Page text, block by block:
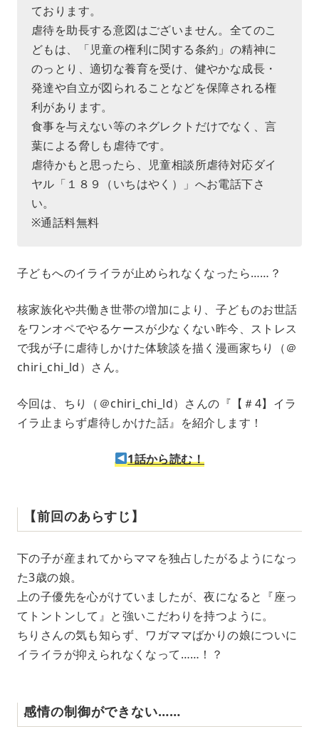
ております。
虐待を助長する意図はございません。全てのこ
どもは、「児童の権利に関する条約」の精神に
のっとり、適切な養育を受け、健やかな成長・
発達や自立が図られることなどを保障される権
利があります。
食事を与えない等のネグレクトだけでなく、言
葉による脅しも虐待です。
虐待かもと思ったら、児童相談所虐待対応ダイ
ヤル「１８９（いちはやく）」へお電話下さ
い。
※通話料無料
子どもへのイライラが止められなくなったら……？
核家族化や共働き世帯の増加により、子どものお世話
をワンオペでやるケースが少なくない昨今、ストレス
で我が子に虐待しかけた体験談を描く漫画家ちり（＠
chiri_chi_ld）さん。
今回は、ちり（＠chiri_chi_ld）さんの『【＃4】イラ
イラ止まらず虐待しかけた話』を紹介します！
1話から読む！
【前回のあらすじ】
下の子が産まれてからママを独占したがるようになっ
た3歳の娘。
上の子優先を心がけていましたが、夜になると『座っ
てトントンして』と強いこだわりを持つように。
ちりさんの気も知らず、ワガママばかりの娘についに
イライラが抑えられなくなって……！？
感情の制御ができない……